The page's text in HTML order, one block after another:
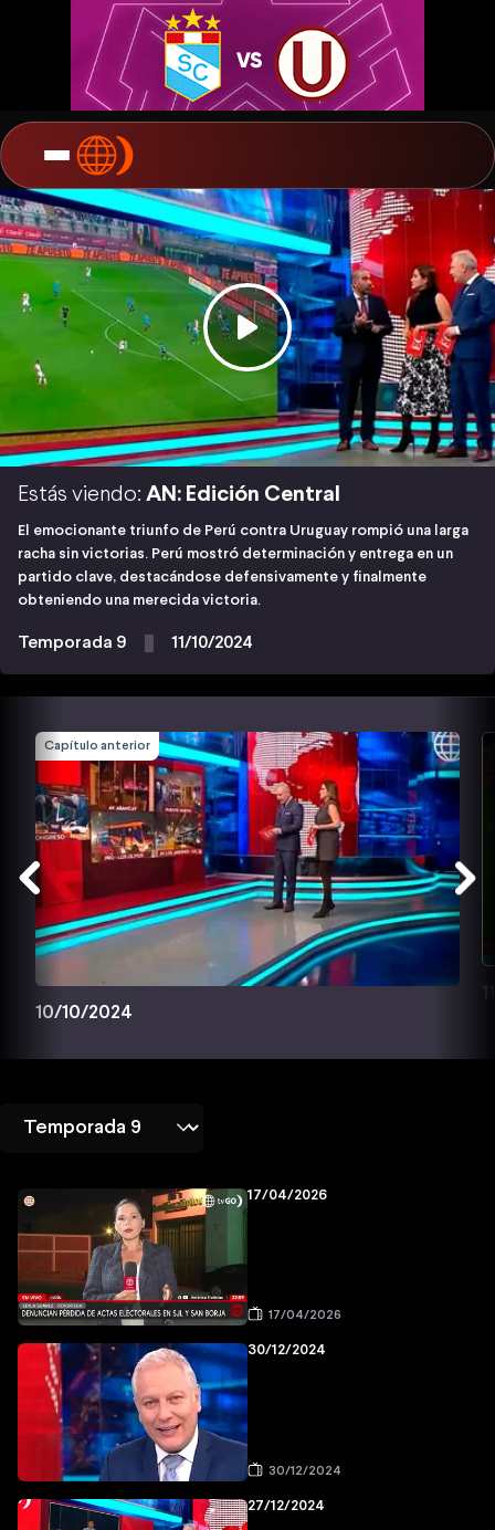
Estás viendo: AN: Edición Central
El emocionante triunfo de Perú contra Uruguay rompió una larga
racha sin victorias. Perú mostró determinación y entrega en un
partido clave, destacándose defensivamente y finalmente
obteniendo una merecida victoria.
Temporada 9 11/10/2024
Capítulo anterior
10/10/2024
17/04/2026
17/04/2026
30/12/2024
30/12/2024
27/12/2024